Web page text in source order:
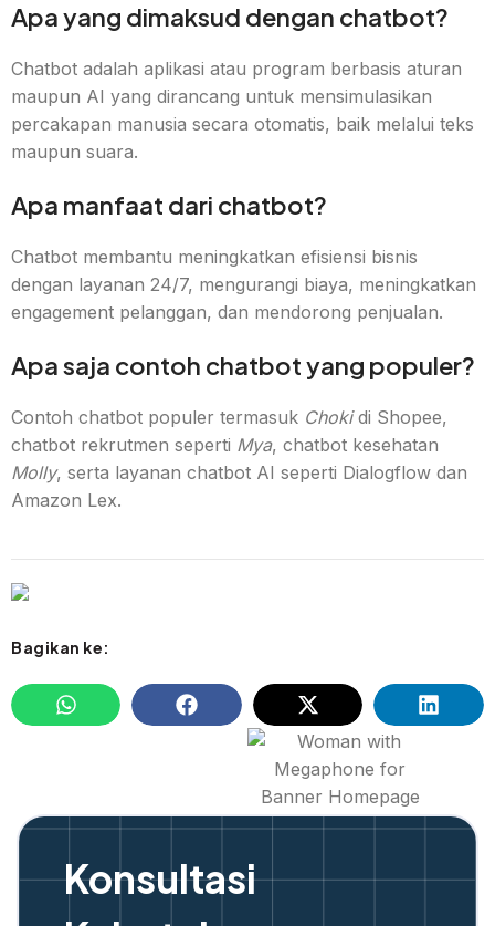
Apa yang dimaksud dengan chatbot?
Chatbot adalah aplikasi atau program berbasis aturan
maupun AI yang dirancang untuk mensimulasikan
percakapan manusia secara otomatis, baik melalui teks
maupun suara.
Apa manfaat dari chatbot?
Chatbot membantu meningkatkan efisiensi bisnis
dengan layanan 24/7, mengurangi biaya, meningkatkan
engagement pelanggan, dan mendorong penjualan.
Apa saja contoh chatbot yang populer?
Contoh chatbot populer termasuk Chokidi Shopee,
chatbot rekrutmen seperti Mya, chatbot kesehatan
Molly, serta layanan chatbot AI seperti Dialogflow dan
Amazon Lex.
Bagikan ke:
Konsultasi